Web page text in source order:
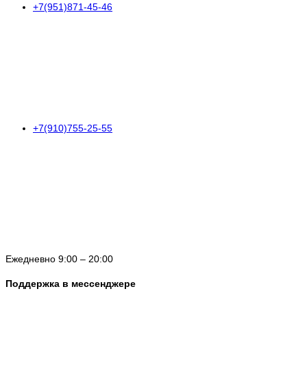
+7(951)871-45-46
+7(910)755-25-55
Ежедневно 9:00 – 20:00
Поддержка в мессенджере